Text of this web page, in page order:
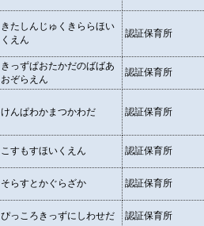
きたしんじゅくきららほい
くえん
認証保育所
きっずぱおたかだのばばあ
おぞらえん
認証保育所
けんぱわかまつかわだ 認証保育所
こすもすほいくえん 認証保育所
そらすとかぐらざか 認証保育所
ぴっころきっずにしわせだ 認証保育所